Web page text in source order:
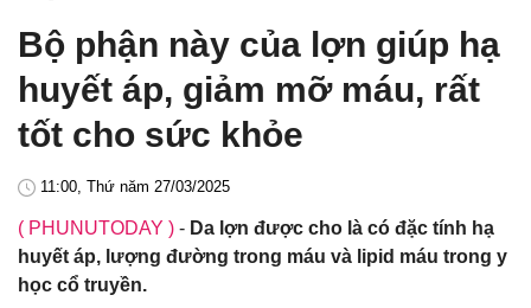
Bộ phận này của lợn giúp hạ
huyết áp, giảm mỡ máu, rất
tốt cho sức khỏe
11:00, Thứ năm 27/03/2025
( PHUNUTODAY ) - Da lợn được cho là có đặc tính hạ
huyết áp, lượng đường trong máu và lipid máu trong y
học cổ truyền.